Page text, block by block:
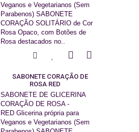
Veganos e Vegetarianos (Sem
Parabenos) SABONETE
CORAÇÃO SOLITÁRIO de Cor
Rosa Opaco, com Botões de
Rosa destacados no..
SABONETE CORAÇÃO DE
ROSA RED
SABONETE DE GLICERINA
CORAÇÃO DE ROSA -
RED Glicerina própria para
Veganos e Vegetarianos (Sem